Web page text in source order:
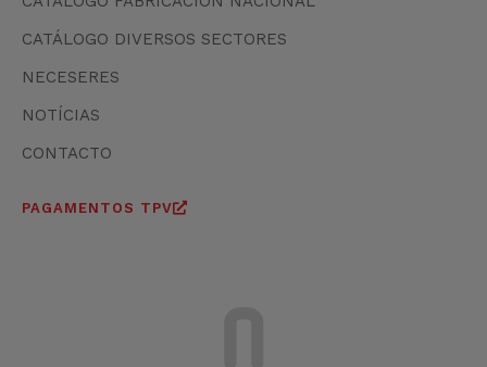
CATÁLOGO DIVERSOS SECTORES
NECESERES
NOTÍCIAS
CONTACTO
PAGAMENTOS TPV